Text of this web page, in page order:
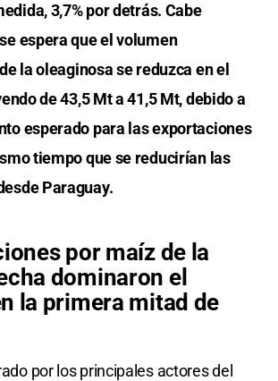
3,7% por detrás. Cabe
espera que el volumen
la oleaginosa se reduzca en el
de 43,5 Mt a 41,5 Mt, debido a
esperado para las exportaciones
tiempo que se reducirían las
Paraguay.
por maíz de la
dominaron el
la primera mitad de
por los principales actores del